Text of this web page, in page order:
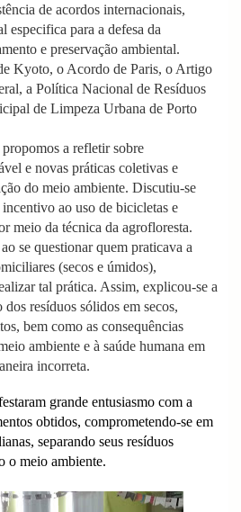
de acordos internacionais,
especifica para a defesa da
e preservação ambiental.
Kyoto, o Acordo de Paris, o Artigo
a Política Nacional de Resíduos
de Limpeza Urbana de Porto
a refletir sobre
e novas práticas coletivas e
do meio ambiente. Discutiu-se
ao uso de bicicletas e
meio da técnica da agrofloresta.
se questionar quem praticava a
(secos e úmidos),
tal prática. Assim, explicou-se a
resíduos sólidos em secos,
bem como as consequências
ambiente e à saúde humana em
incorreta.
grande entusiasmo com a
obtidos, comprometendo-se em
separando seus resíduos
o meio ambiente.